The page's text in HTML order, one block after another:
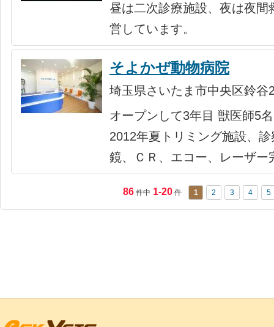
昼は二次診療施設、夜は夜
営しています。
そよかぜ動物病院
埼玉県さいたま市中央区鈴谷
オープンして3年目 獣医師5
2012年夏トリミング施設、
鏡、ＣＲ、エコー、レーザー
86 件中 1-20 件 1 2 3 4 5